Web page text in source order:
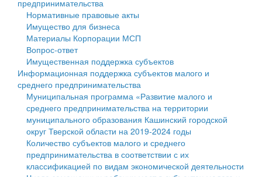
Государственные услуги
Промышленность и АПК
Экономика и бизнес
...
Символика
Устав
Гостям округа
Туризм
Культура
Образование
Здравоохранение
муниципального округа Тверской области
Администрация Кашинского муниципального округа
Тверской области
Управление сельскими территориями
Открытые данные
Работа с обращениями граждан
Муниципальный контроль
Финансовое управление
Бюджет для граждан
Имущество
Выявление правообладателей ранее учтенных
объектов недвижимости
Имущественная поддержка субъектов малого и
среднего предпринимательства
предпринимательства
Нормативные правовые акты
Имущество для бизнеса
Материалы Корпорации МСП
Вопрос-ответ
Имущественная поддержка субъектов
Информационная поддержка субъектов малого и
среднего предпринимательства
Муниципальная программа «Развитие малого и
среднего предпринимательства на территории
муниципального образования Кашинский городской
округ Тверской области на 2019-2024 годы
Количество субъектов малого и среднего
предпринимательства в соответствии с их
классификацией по видам экономической деятельности